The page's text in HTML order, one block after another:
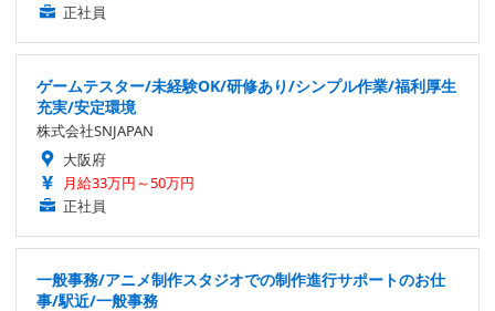
正社員
ゲームテスター/未経験OK/研修あり/シンプル作業/福利厚生
充実/安定環境
株式会社SNJAPAN
大阪府
月給33万円～50万円
正社員
一般事務/アニメ制作スタジオでの制作進行サポートのお仕
事/駅近/一般事務